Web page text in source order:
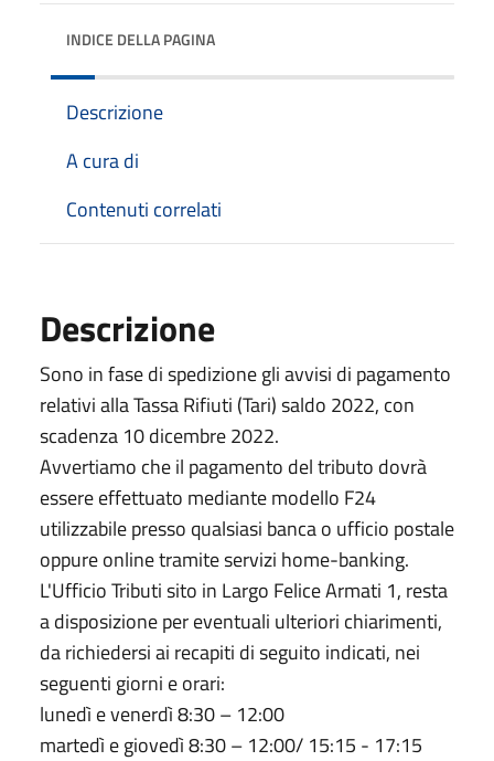
INDICE DELLA PAGINA
Descrizione
A cura di
Contenuti correlati
Descrizione
Sono in fase di spedizione gli avvisi di pagamento
relativi alla Tassa Rifiuti (Tari) saldo 2022, con
scadenza 10 dicembre 2022.
Avvertiamo che il pagamento del tributo dovrà
essere effettuato mediante modello F24
utilizzabile presso qualsiasi banca o ufficio postale
oppure online tramite servizi home-banking.
L'Ufficio Tributi sito in Largo Felice Armati 1, resta
a disposizione per eventuali ulteriori chiarimenti,
da richiedersi ai recapiti di seguito indicati, nei
seguenti giorni e orari:
lunedì e venerdì 8:30 – 12:00
martedì e giovedì 8:30 – 12:00/ 15:15 - 17:15